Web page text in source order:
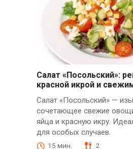
Салат «Посольский»:
красной икрой и
Салат «Посольский» —
сочетающее свежие
яйца и красную икру.
для особых случаев.
15 мин. 2